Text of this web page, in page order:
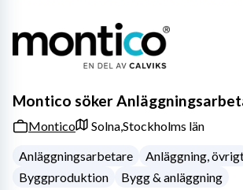
Montico söker
Montico Solna,Stockholms län
Anläggningsarbetare
Anläggning,
Byggproduktion
Bygg & anläggning